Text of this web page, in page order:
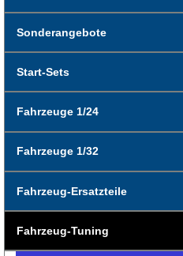
Sonderangebote
Start-Sets
Fahrzeuge 1/24
Fahrzeuge 1/32
Fahrzeug-Ersatzteile
Fahrzeug-Tuning